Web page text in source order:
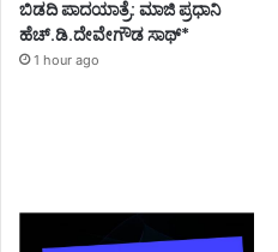
ಬಿಡದಿ ಪಾದಯಾತ್ರೆ: ಮಾಜಿ ಪ್ರಧಾನಿ
ಹೆಚ್.ಡಿ.ದೇವೇಗೌಡ ಸಾಥ್*
1 hour ago